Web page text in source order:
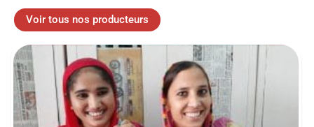
Voir tous nos producteurs